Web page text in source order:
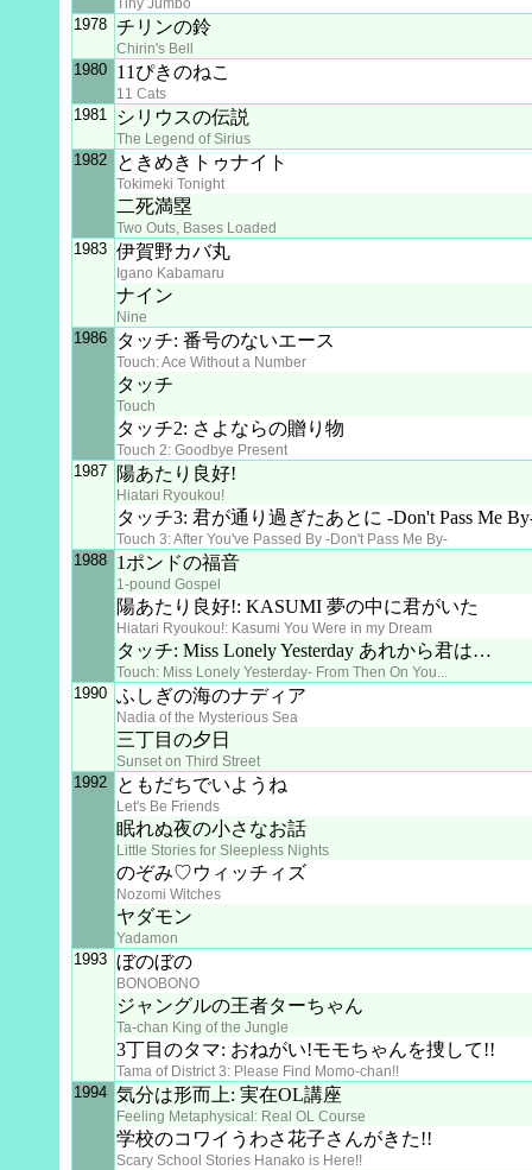
Tiny Jumbo
1978 チリンの鈴
Chirin's Bell
1980 11ぴきのねこ
11 Cats
1981 シリウスの伝説
The Legend of Sirius
1982 ときめきトゥナイト
Tokimeki Tonight
二死満塁
Two Outs, Bases Loaded
1983 伊賀野カバ丸
Igano Kabamaru
ナイン
Nine
1986 タッチ: 番号のないエース
Touch: Ace Without a Number
タッチ
Touch
タッチ2: さよならの贈り物
Touch 2: Goodbye Present
1987 陽あたり良好!
Hiatari Ryoukou!
タッチ3: 君が通り過ぎたあとに -Don't Pass Me
Touch 3: After You've Passed By -Don't Pass Me By-
1988 1ポンドの福音
1-pound Gospel
陽あたり良好!: KASUMI 夢の中に君がいた
Hiatari Ryoukou!: Kasumi You Were in my Dream
タッチ: Miss Lonely Yesterday あれから君は…
Touch: Miss Lonely Yesterday- From Then On You...
1990 ふしぎの海のナディア
Nadia of the Mysterious Sea
三丁目の夕日
Sunset on Third Street
1992 ともだちでいようね
Let's Be Friends
眠れぬ夜の小さなお話
Little Stories for Sleepless Nights
のぞみ♡ウィッチィズ
Nozomi Witches
ヤダモン
Yadamon
1993 ぼのぼの
BONOBONO
ジャングルの王者ターちゃん
Ta-chan King of the Jungle
3丁目のタマ: おねがい!モモちゃんを捜して!!
Tama of District 3: Please Find Momo-chan!!
1994 気分は形而上: 実在OL講座
Feeling Metaphysical: Real OL Course
学校のコワイうわさ花子さんがきた!!
Scary School Stories Hanako is Here!!